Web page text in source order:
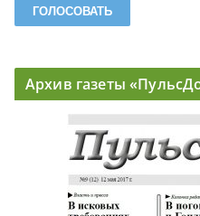
Архив газеты